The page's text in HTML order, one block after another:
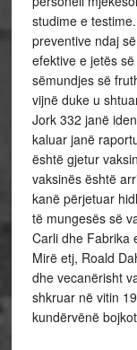
studime e
preventive ndaj
efektive e jetës
sëmundjes së
vijnë duke u
Jork 332 janë
kaluar janë
është gjetur
vaksinës është
kanë përjetuar
të mungesës së
Carli dhe Fabrika
Mirë etj, Roald
dhe vecanërisht
shkruar në vitin
kundërvënë